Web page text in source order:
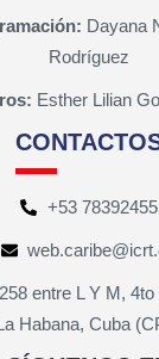
Dayana
Rodríguez
Esther Lilian
+53 78392455
entre L Y M,
Habana, Cuba